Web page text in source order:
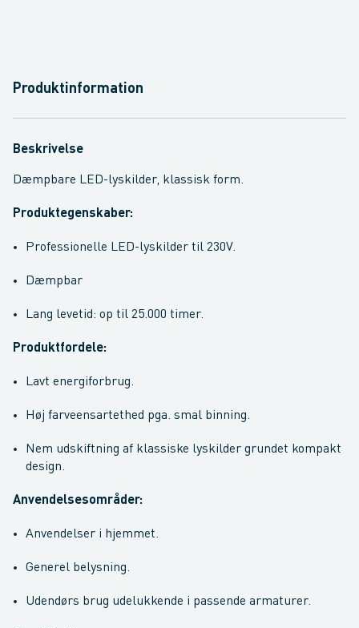
Produktinformation
Beskrivelse
Dæmpbare LED-lyskilder, klassisk form.
Produktegenskaber:
Professionelle LED-lyskilder til 230V.
Dæmpbar
Lang levetid: op til 25.000 timer.
Produktfordele:
Lavt energiforbrug.
Høj farveensartethed pga. smal binning.
Nem udskiftning af klassiske lyskilder grundet kompakt
design.
Anvendelsesområder:
Anvendelser i hjemmet.
Generel belysning.
Udendørs brug udelukkende i passende armaturer.